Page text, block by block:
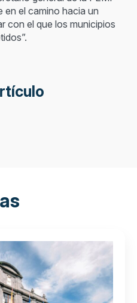
en el camino hacia un
con el que los municipios